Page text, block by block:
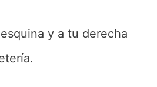
y a tu derecha